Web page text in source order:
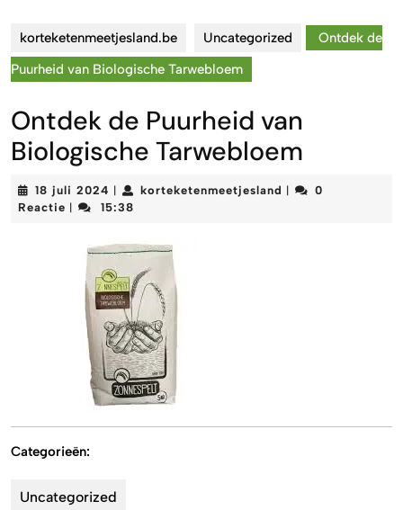
korteketenmeetjesland.be Uncategorized
Ontdek de
Puurheid van Biologische Tarwebloem
Ontdek de Puurheid van
Biologische Tarwebloem
18 juli 2024 18
juli
korteketenmeetjesland
0
Reactie
15:38
Categorieën:
Uncategorized